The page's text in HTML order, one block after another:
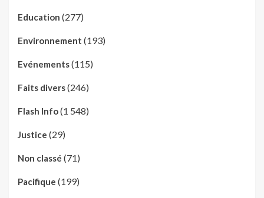
Education (277)
Environnement (193)
Evénements(115)
Faits divers(246)
Flash Info(1 548)
Justice (29)
Non classé (71)
Pacifique (199)